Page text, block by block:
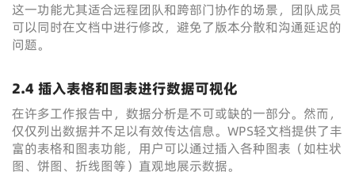
这一功能尤其适合远程团队和跨部门协作的场景，团队成员
可以同时在文档中进行修改，避免了版本分散和沟通延迟的
问题。
2.4 插入表格和图表进行数据可视化
在许多工作报告中，数据分析是不可或缺的一部分。然而，
仅仅列出数据并不足以有效传达信息。WPS轻文档提供了丰
富的表格和图表功能，用户可以通过插入各种图表（如柱状
图、饼图、折线图等）直观地展示数据。